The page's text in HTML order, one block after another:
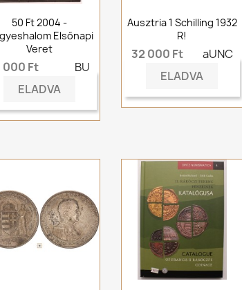
50 Ft 2004 -
Elsőnapi
Veret
000 Ft
BU
ELADVA
Ausztria 1 Schilling 1932
R!
32 000 Ft
aUNC
ELADVA